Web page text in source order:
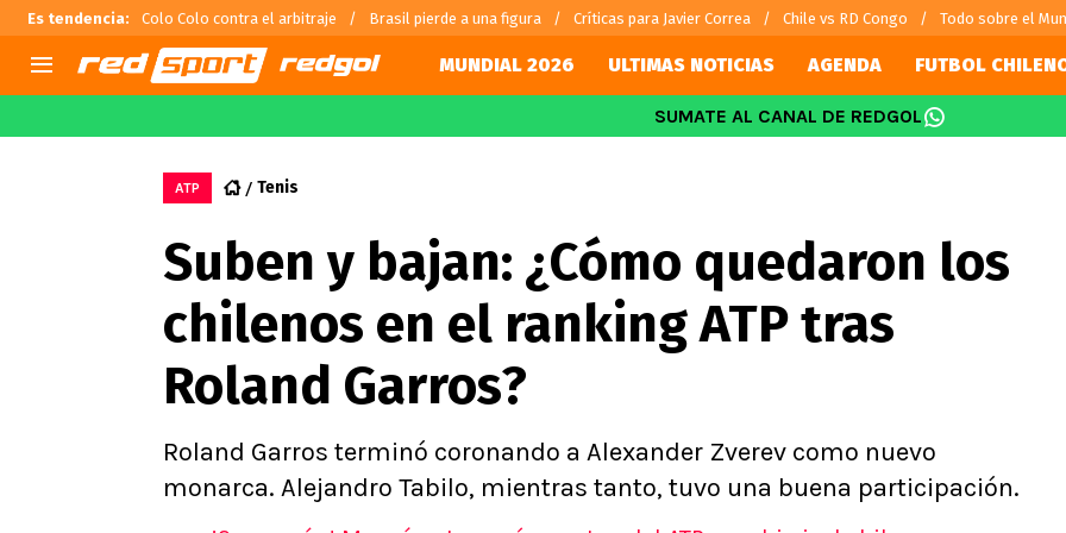
Es tendencia: Colo Colo contra el arbitraje Brasil pierde a una figura Críticas para Javier Correa Chile vs RD Congo Todo sobre el
Selección Chilena
U de Chile
U Católica
Campeonato Nacional
Primera B
Segunda División
Copa Chile
Supercopa Chile
Campeonato Femenino
Alexis Sánchez
Carlos Palacios
Chilenos por el mundo
Fútbol Argentino
Fútbol Brasileño
Conference
Ligue 1
MUNDIAL 2026 ULTIMAS NOTICIAS AGENDA FUTBOL
SUMATE AL CANAL DE REDGOL
ATP Tenis
Suben y bajan: ¿Cómo quedaron los
chilenos en el ranking ATP tras
Roland Garros?
Roland Garros terminó coronando a Alexander Zverev como nuevo
monarca. Alejandro Tabilo, mientras tanto, tuvo una buena participación.